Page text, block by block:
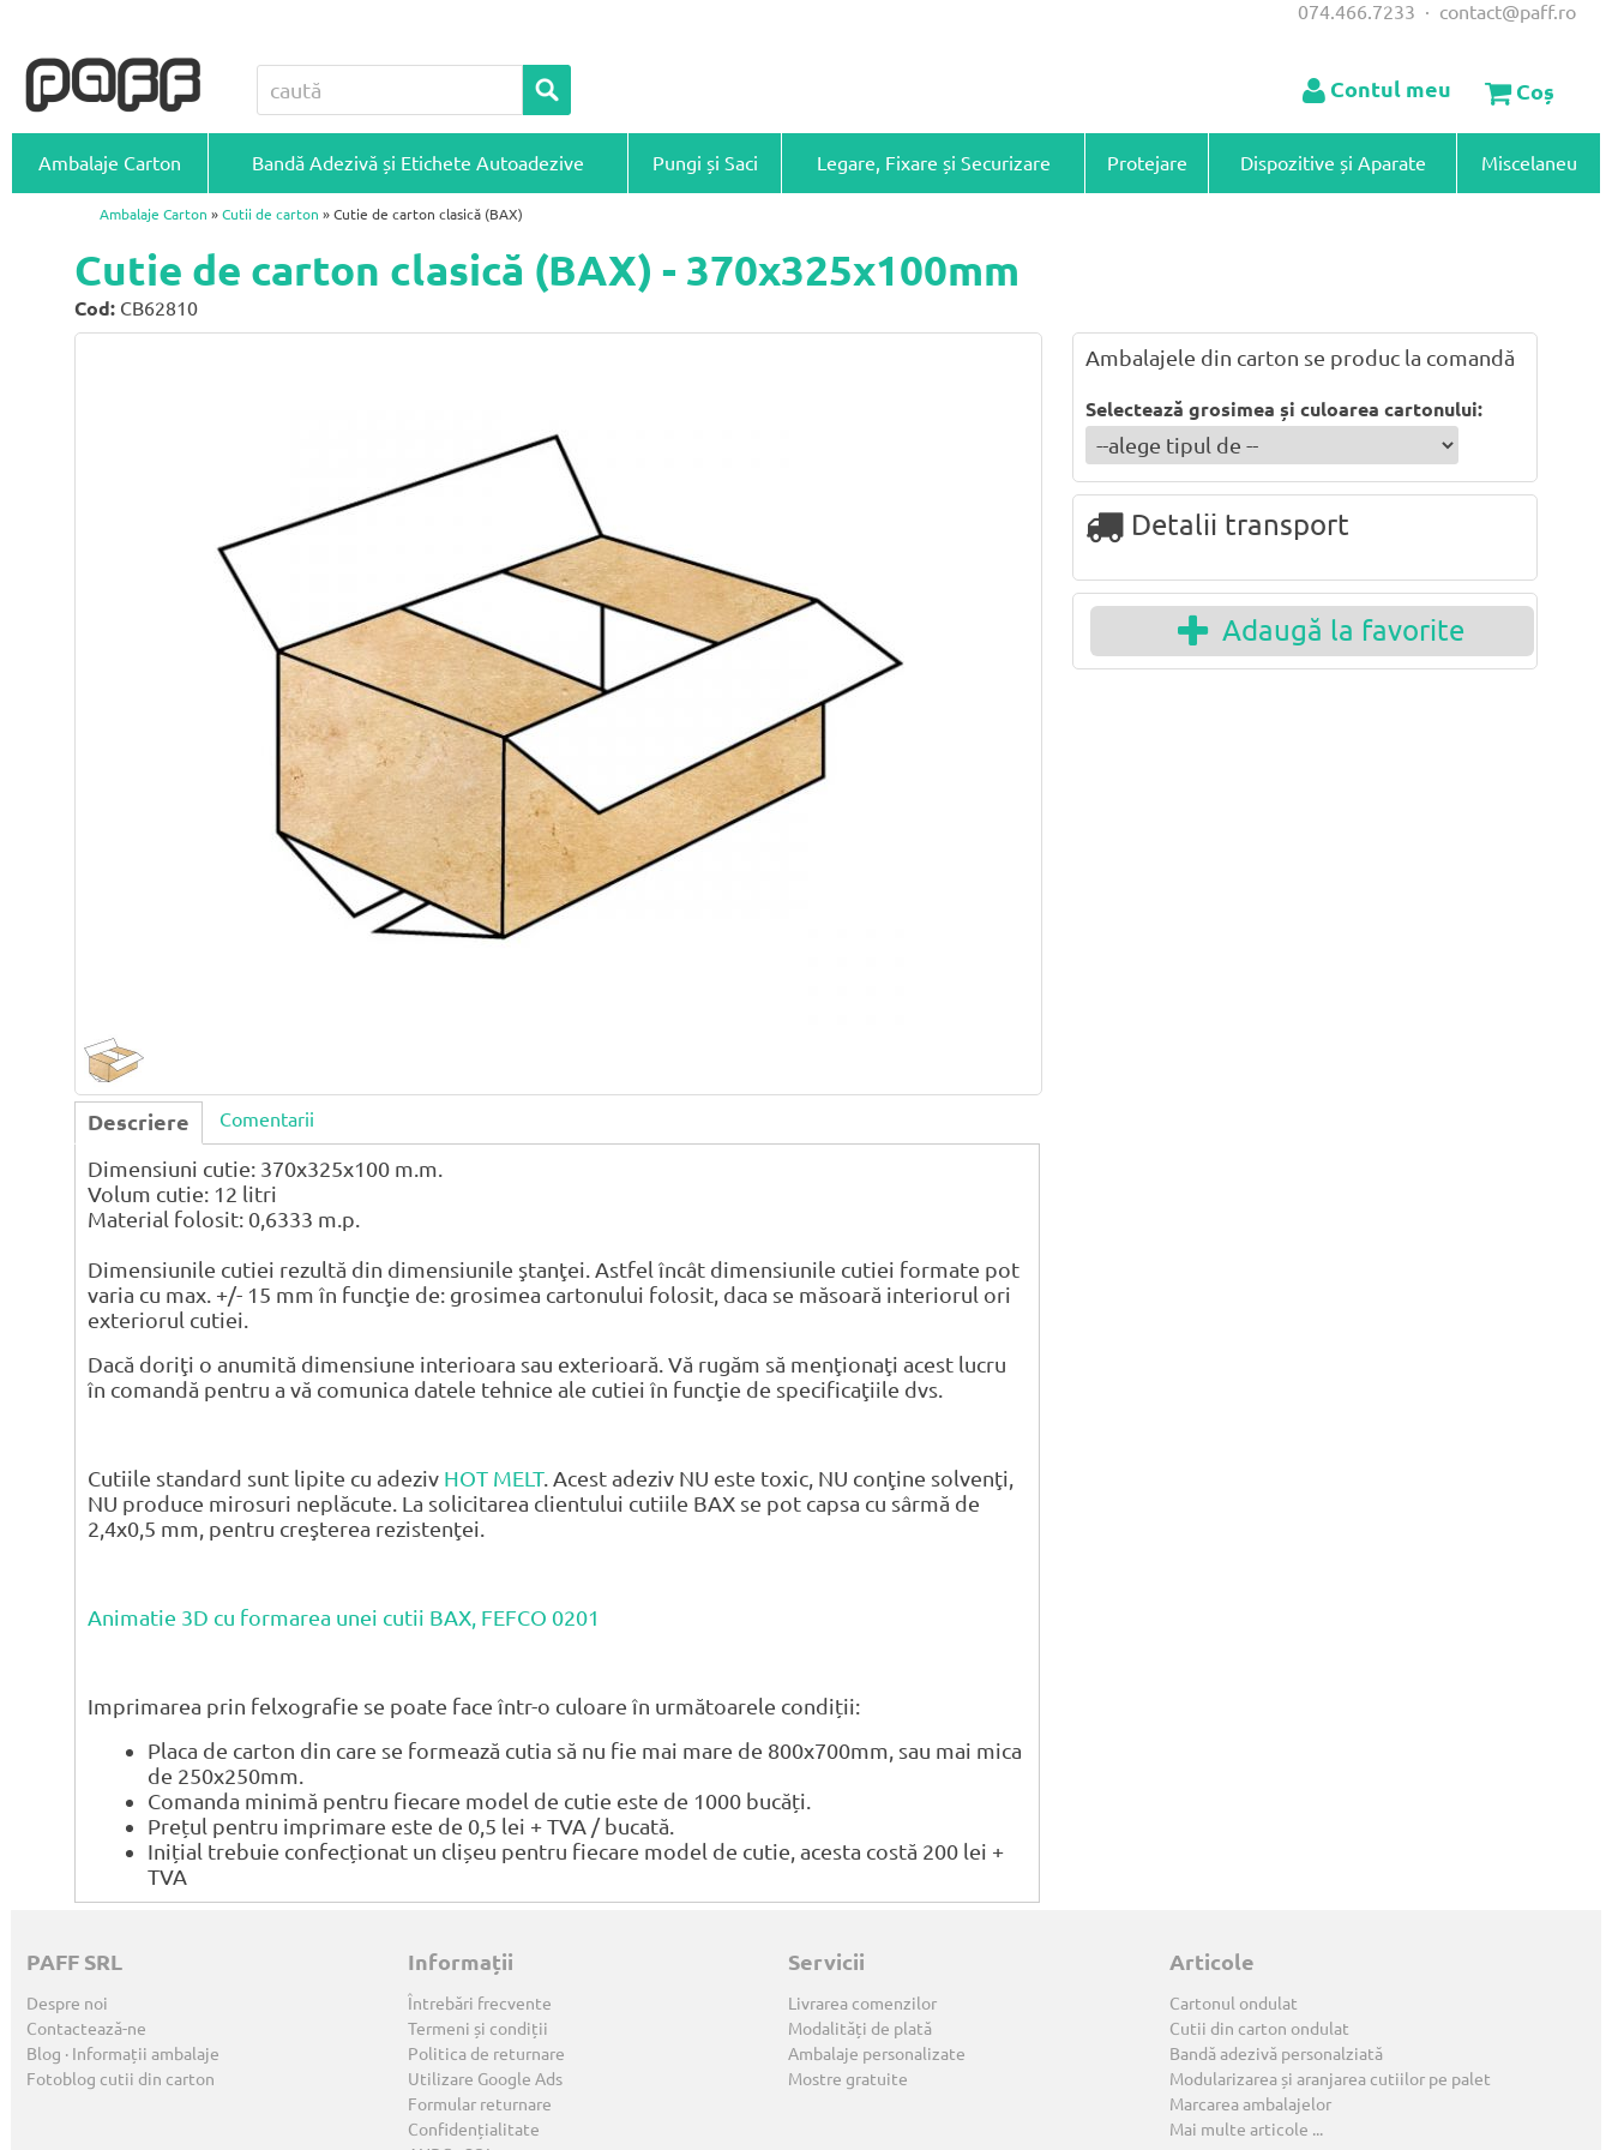
Contul meu Coș
074.466.7233 · contact@paff.ro
Ambalaje Carton Bandă Adezivă și Etichete Autoadezive Pungi și Saci Legare, Fixare și Securizare Protejare Dispozitive și Aparate Miscelaneu
Ambalaje Carton » Cutii de carton » Cutie de carton clasică (BAX)
Cutie de carton clasică (BAX) - 370x325x100mm
Cod: CB62810
Ambalajele din carton se produc la comandă
Selectează grosimea și culoarea cartonului:
Detalii transport
Adaugă la favorite
Descriere Comentarii
Dimensiuni cutie: 370x325x100 m.m.
Volum cutie: 12 litri
Material folosit: 0,6333 m.p.
Dimensiunile cutiei rezultă din dimensiunile ştanţei. Astfel încât dimensiunile cutiei formate pot
varia cu max. +/- 15 mm în funcţie de: grosimea cartonului folosit, daca se măsoară interiorul ori
exteriorul cutiei.
Dacă doriţi o anumită dimensiune interioara sau exterioară. Vă rugăm să menţionaţi acest lucru
în comandă pentru a vă comunica datele tehnice ale cutiei în funcţie de specificaţiile dvs.
Cutiile standard sunt lipite cu adeziv HOT MELT. Acest adeziv NU este toxic, NU conţine solvenţi,
NU produce mirosuri neplăcute. La solicitarea clientului cutiile BAX se pot capsa cu sârmă de
2,4x0,5 mm, pentru creşterea rezistenţei.
Animatie 3D cu formarea unei cutii BAX, FEFCO 0201
Imprimarea prin felxografie se poate face într-o culoare în următoarele condiții:
Placa de carton din care se formează cutia să nu fie mai mare de 800x700mm, sau mai mica
de 250x250mm.
Comanda minimă pentru fiecare model de cutie este de 1000 bucăți.
Prețul pentru imprimare este de 0,5 lei + TVA / bucată.
Inițial trebuie confecționat un clișeu pentru fiecare model de cutie, acesta costă 200 lei +
TVA
PAFF SRL
Despre noi
Contactează-ne
Blog · Informații ambalaje
Fotoblog cutii din carton
Informații
Întrebări frecvente
Termeni și condiții
Politica de returnare
Utilizare Google Ads
Formular returnare
Confidențialitate
Servicii
Livrarea comenzilor
Modalități de plată
Ambalaje personalizate
Mostre gratuite
Articole
Cartonul ondulat
Cutii din carton ondulat
Bandă adezivă personalziată
Modularizarea și aranjarea cutiilor pe palet
Marcarea ambalajelor
Mai multe articole ...